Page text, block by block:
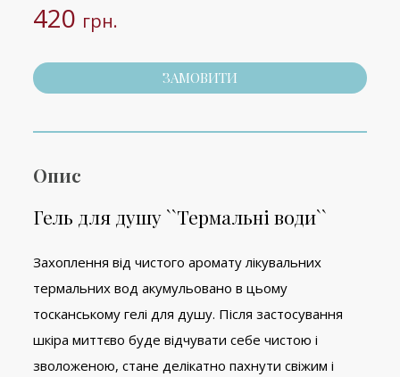
420 грн.
ЗАМОВИТИ
Опис
Гель для душу ``Термальні води``
Захоплення від чистого аромату лікувальних
термальних вод акумульовано в цьому
тосканському гелі для душу. Після застосування
шкіра миттєво буде відчувати себе чистою і
зволоженою, стане делікатно пахнути свіжим і